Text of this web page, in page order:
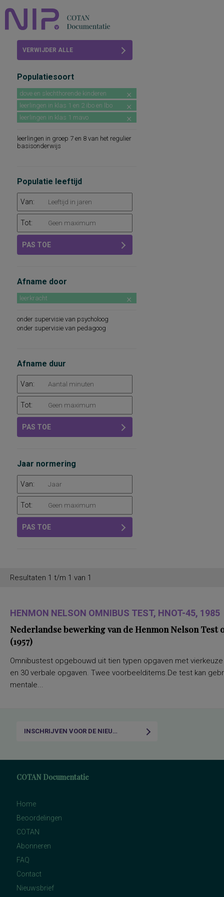
Abonneren
FAQ
VERWIJDER ALLE
Populatiesoort
dove en slechthorende kinderen
leerlingen in klas 1 en 2 ibo en lbo
leerlingen in klas 1 mavo
leerlingen in groep 7 en 8 van het regulier
basisonderwijs
Populatie leeftijd
Van:
Tot:
PAS TOE
Afname door
leerkracht
onder supervisie van psycholoog
onder supervisie van pedagoog
Afname duur
Van:
Tot:
PAS TOE
Jaar normering
Van:
Tot:
PAS TOE
Resultaten 1 t/m 1 van 1
HENMON NELSON OMNIBUS TEST, HNOT-45, 1985
Nederlandse bewerking van de Henmon Nelson
(1957)
Omnibustest opgebouwd uit tien typen opgaven met
en 30 verbale opgaven. Twee voorbeelditems.De test kan
mentale...
INSCHRIJVEN VOOR DE NIEUWSBRIEF
COTAN Documentatie
Home
Beoordelingen
COTAN
Abonneren
FAQ
Contact
Nieuwsbrief